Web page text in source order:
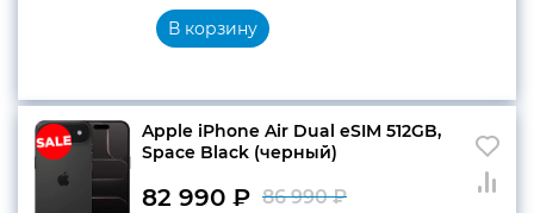
В корзину
Apple iPhone Air Dual eSIM 512GB,
Space Black (черный)
86 990₽
82 990 ₽